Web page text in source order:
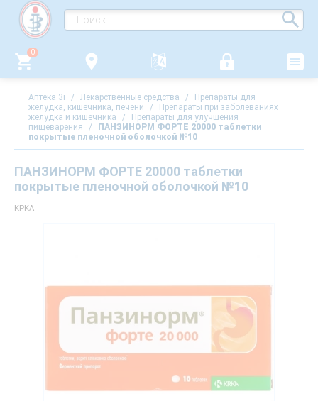
0
Аптека 3i / Лекарственные средства /
Препараты для
желудка, кишечника, печени
/
Препараты при заболеваниях
желудка и кишечника
/
Препараты для улучшения
пищеварения
/
ПАНЗИНОРМ ФОРТЕ 20000 таблетки
покрытые пленочной оболочкой №10
ПАНЗИНОРМ ФОРТЕ 20000 таблетки
покрытые пленочной оболочкой №10
КРКА